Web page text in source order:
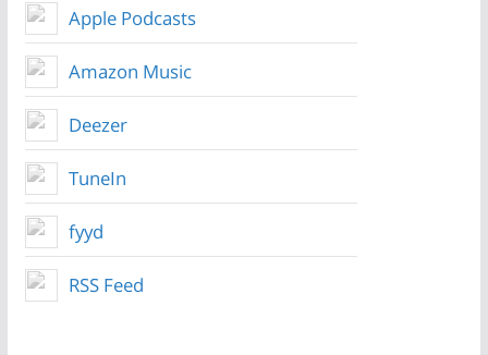
Apple Podcasts
Amazon Music
Deezer
TuneIn
fyyd
RSS Feed